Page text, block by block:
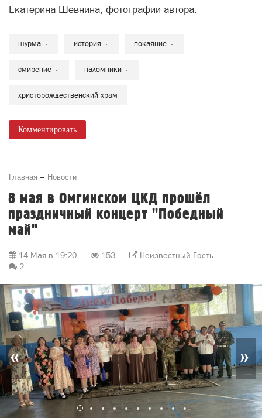
Екатерина Шевнина, фотографии автора.
шурма история покаяние
смирение паломники
христорождественский храм
Комментировать
Главная Новости
8 мая в Омгинском ЦКД прошёл
праздничный концерт "Победный
май"
14 Мая в 19:20 153
Неизвестный Гость
2
« »